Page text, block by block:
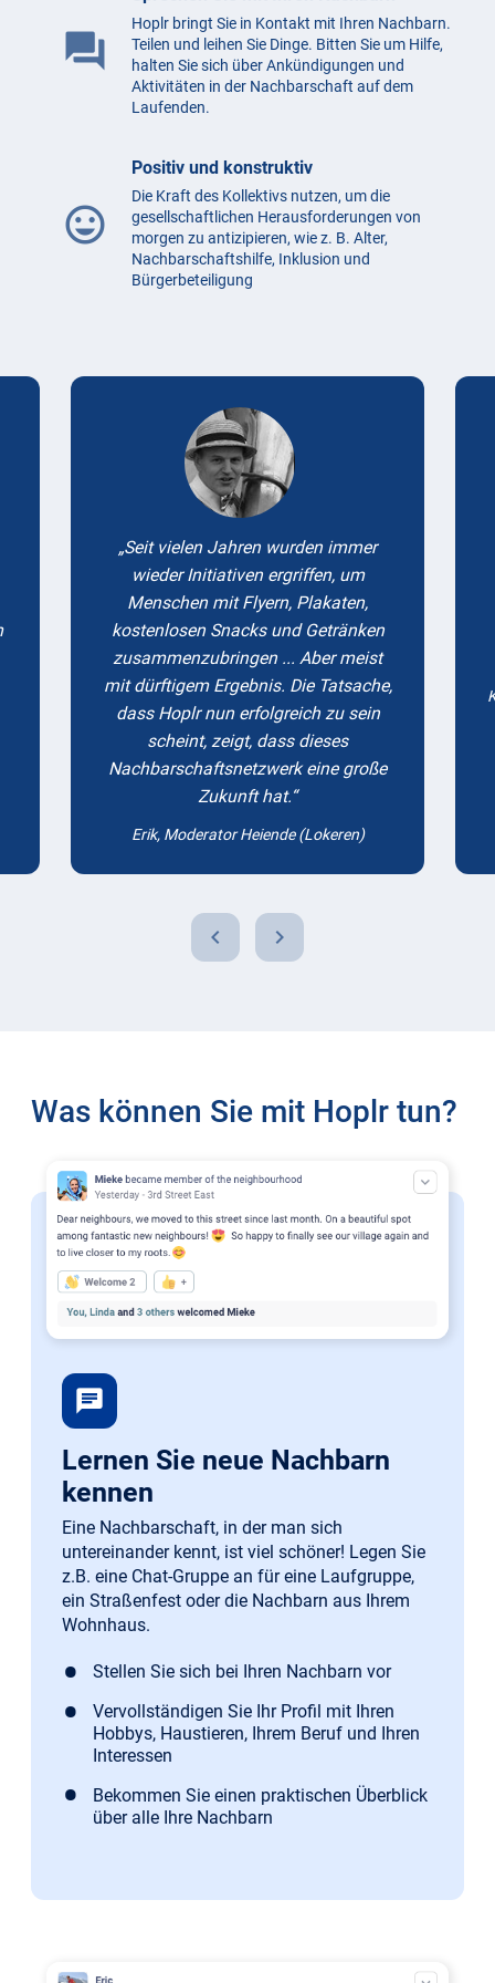
question_answer
Hoplr bringt Sie in Kontakt mit Ihren Nachbarn.
Teilen und leihen Sie Dinge. Bitten Sie um Hilfe,
halten Sie sich über Ankündigungen und
Aktivitäten in der Nachbarschaft auf dem
Laufenden.
mood
Positiv und konstruktiv
Die Kraft des Kollektivs nutzen, um die
gesellschaftlichen Herausforderungen von
morgen zu antizipieren, wie z. B. Alter,
Nachbarschaftshilfe, Inklusion und
Bürgerbeteiligung
Testimonials
Seit vielen Jahren wurden immer
wieder Initiativen ergriffen, um
Menschen mit Flyern, Plakaten,
kostenlosen Snacks und Getränken
zusammenzubringen ... Aber meist
mit dürftigem Ergebnis. Die Tatsache,
dass Hoplr nun erfolgreich zu sein
scheint, zeigt, dass dieses
Nachbarschaftsnetzwerk eine große
Zukunft hat.
Erik, Moderator Heiende (Lokeren)
chevron_left chevron_right
Was können Sie mit Hoplr tun?
chat
Lernen Sie neue Nachbarn
kennen
Eine Nachbarschaft, in der man sich
untereinander kennt, ist viel schöner! Legen Sie
z.B. eine Chat-Gruppe an für eine Laufgruppe,
ein Straßenfest oder die Nachbarn aus Ihrem
Wohnhaus.
Stellen Sie sich bei Ihren Nachbarn vor
Vervollständigen Sie Ihr Profil mit Ihren
Hobbys, Haustieren, Ihrem Beruf und Ihren
Interessen
Bekommen Sie einen praktischen Überblick
über alle Ihre Nachbarn